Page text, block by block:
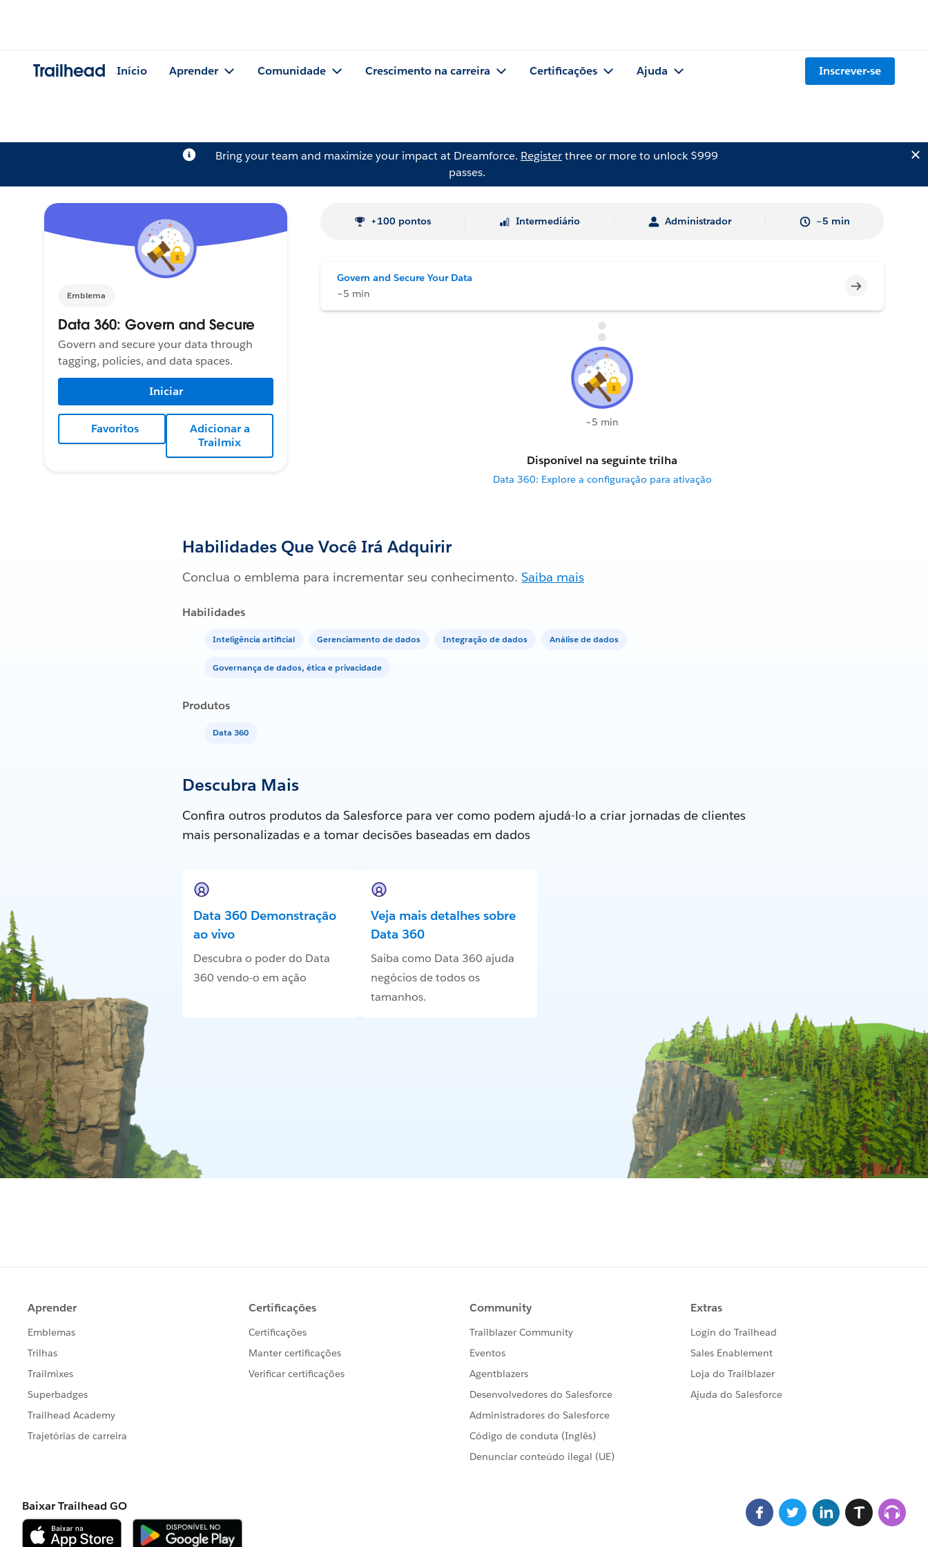
Trailhead Início Aprender Comunidade Crescimento na carreira Certificações Ajuda Inscrever-se
Bring your team and maximize your impact at Dreamforce. Registerthree or more to unlock $999
passes.
Emblema
Data 360: Govern and Secure
Govern and secure your data through
tagging, policies, and data spaces.
Iniciar
Favoritos
Adicionar a
Trailmix
+100 pontos Intermediário Administrador ~5 min
Govern and Secure Your Data
~5 min
Incompleto
~5 min
Disponível na seguinte trilha
Data 360: Explore a configuração para ativação
Habilidades Que Você Irá Adquirir
Conclua o emblema para incrementar seu conhecimento. Saiba mais
Habilidades
Inteligência artificial Gerenciamento de dados Integração de dados Análise de dados
Governança de dados, ética e privacidade
Produtos
Data 360
Descubra Mais
Confira outros produtos da Salesforce para ver como podem ajudá-lo a criar jornadas de clientes
mais personalizadas e a tomar decisões baseadas em dados
Data 360 Demonstração
ao vivo
Descubra o poder do Data
360 vendo-o em ação
Veja mais detalhes sobre
Data 360
Saiba como Data 360 ajuda
negócios de todos os
tamanhos.